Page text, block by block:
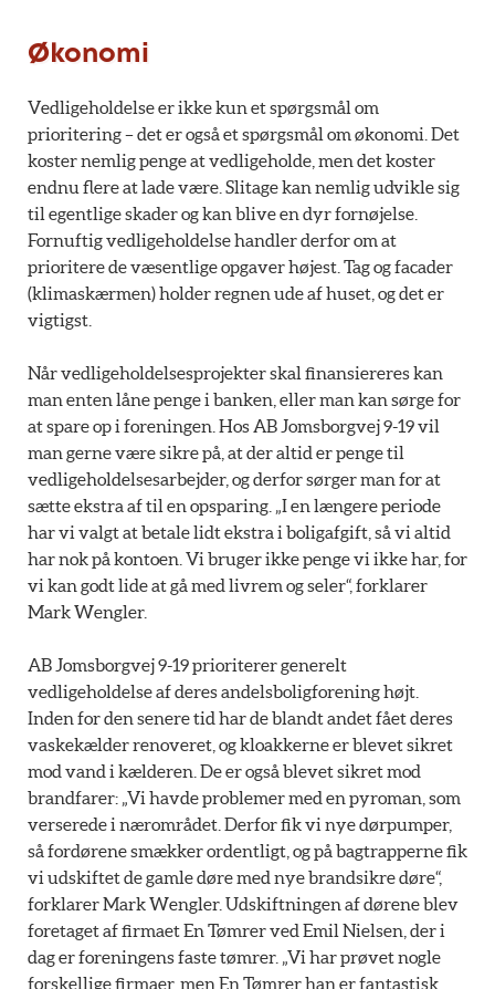
Økonomi
Vedligeholdelse er ikke kun et spørgsmål om
prioritering – det er også et spørgsmål om økonomi. Det
koster nemlig penge at vedligeholde, men det koster
endnu flere at lade være. Slitage kan nemlig udvikle sig
til egentlige skader og kan blive en dyr fornøjelse.
Fornuftig vedligeholdelse handler derfor om at
prioritere de væsentlige opgaver højest. Tag og facader
(klimaskærmen) holder regnen ude af huset, og det er
vigtigst.
Når vedligeholdelsesprojekter skal finansiereres kan
man enten låne penge i banken, eller man kan sørge for
at spare op i foreningen. Hos AB Jomsborgvej 9-19 vil
man gerne være sikre på, at der altid er penge til
vedligeholdelsesarbejder, og derfor sørger man for at
sætte ekstra af til en opsparing. „I en længere periode
har vi valgt at betale lidt ekstra i boligafgift, så vi altid
har nok på kontoen. Vi bruger ikke penge vi ikke har, for
vi kan godt lide at gå med livrem og seler“, forklarer
Mark Wengler.
AB Jomsborgvej 9-19 prioriterer generelt
vedligeholdelse af deres andelsboligforening højt.
Inden for den senere tid har de blandt andet fået deres
vaskekælder renoveret, og kloakkerne er blevet sikret
mod vand i kælderen. De er også blevet sikret mod
brandfarer: „Vi havde problemer med en pyroman, som
verserede i nærområdet. Derfor fik vi nye dørpumper,
så fordørene smækker ordentligt, og på bagtrapperne fik
vi udskiftet de gamle døre med nye brandsikre døre“,
forklarer Mark Wengler. Udskiftningen af dørene blev
foretaget af firmaet En Tømrer ved Emil Nielsen, der i
dag er foreningens faste tømrer. „Vi har prøvet nogle
forskellige firmaer, men En Tømrer han er fantastisk